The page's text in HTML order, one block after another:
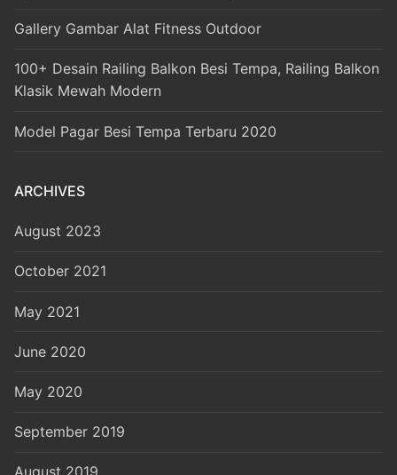
Gallery Gambar Alat Fitness Outdoor
100+ Desain Railing Balkon Besi Tempa, Railing Balkon
Klasik Mewah Modern
Model Pagar Besi Tempa Terbaru 2020
ARCHIVES
August 2023
October 2021
May 2021
June 2020
May 2020
September 2019